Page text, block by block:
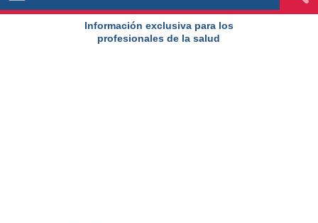
Información exclusiva para los
profesionales de la salud